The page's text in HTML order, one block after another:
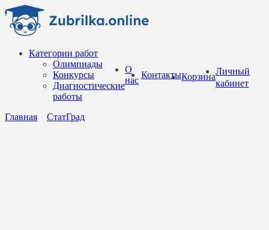
Перейти
содержанию
Категории работ
Олимпиады
Конкурсы
Диагностические
работы
О
нас
КонтактыКорзина
Личный
кабинет
Главная СтатГрад